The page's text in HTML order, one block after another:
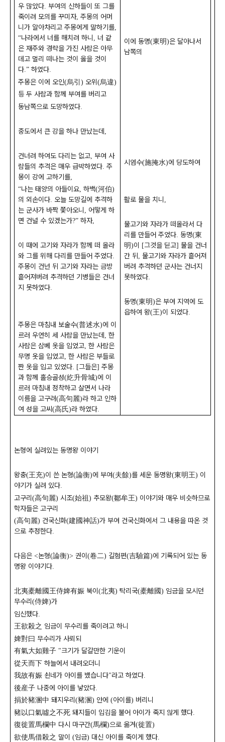
우 많았다. 부여의 신하들이 또 그를
죽이려 모의를 꾸미자, 주몽의 어머
니가 알아차리고 주몽에게 말하기를,
“나라에서 너를 해치려 하니 , 너 같
은 재주와 경략을 가진 사람은 아무
데고 멀리 떠나는 것이 옳을 것이
다.”하였다.
주몽은 이에 오인(烏引 ) 오위(烏違)
등 두 사람과 함께 부여를 버리고
동남쪽으로 도망하였다.
중도에서 큰 강을 하나 만났는데
건너려 하여도 다리는 없고, 부여 사
람들의 추격은 매우 급박하였다. 주
몽이 강에 고하기를,
“나는 태양의 아들이요,하백(河伯)
의 외손이다. 오늘 도망길에 추격하
는 군사가 바짝 쫓아오니 , 어떻게 하
면 건널 수 있겠는가?”하자,
이 때에 고기와 자라가 함께 떠 올라
와 그를 위해 다리를 만들어 주었다.
주몽이 건넌 뒤 고기와 자라는 금방
흩어져버려 추격하던 기병들은 건너
지 못하였다.
주몽은 마침내 보술수(普述水)에 이
르러 우연히 세 사람을 만났는데 한
사람은 삼베 옷을 입었고, 한 사람은
무명 옷을 입었고, 한 사람은 부들로
짠 옷을 입고 있었다. [그들은] 주몽
과 함께 홀승골성(紇升骨城)에 이
르러 마침내 정착하고 살면서 나라
이름을 고구려(高句麗)라 하고 인하
여 성을 고씨(高氏)라 하였다.
이에 동명(東明)은 달아나서
남쪽의
시엄수(施掩水)에 당도하여
활로 물을 치니
물고기와 자라가 떠올라서 다
리를 만들어 주었다. 동명(東
明)이 [그것을 딛고] 물을 건너
간 뒤
물고기와 자라가 흩어져
버려 추격하던 군사는 건너지
못하였다.
동명(東明)은 부여 지역에 도
읍하여 왕(王)이 되었다.
논형에 실려있는 동명왕 이야기
왕충(王充)이 쓴 논형(論衡)에 부여(夫餘)를 세운 동명왕(東明王) 이
야기가 실려 있다.
고구리(高句麗) 시조(始祖) 추모왕(鄒牟王) 이야기와 매우 비슷하므로
학자들은 고구리
(高句麗) 건국신화(建國神話)가 부여 건국신화에서 그 내용을 따온 것
으로 추정한다.
다음은 <논형(論衡)> 권이 (卷二) 길험편(吉驗篇)에 기록되어 있는 동
명왕 이야기다.
北夷橐離國王侍婢有娠 북이 (北夷) 탁리국(橐離國) 임금을 모시던
무수리 (侍婢)가
임신했다.
王欲殺之 임금이 무수리를 죽이려고 하니
婢對曰 무수리가 사뢰되
有氣大如雞子 "크기가 달걀만한 기운이
從天而下하늘에서 내려오더니
我故有娠 쇤네가 아이를 뱄습니다"라고 하였다.
後産子 나중에 아이를 낳았다.
捐於豬溷中 돼지우리 (豬溷) 안에 (아이를) 버리니
豬以口氣噓之不死 돼지들이 입김을 불어 아이가 죽지 않게 했다.
復徙置馬欄中 다시 마구간(馬欄) 으로 옮겨 (徙置)
欲使馬借殺之 말이 (임금) 대신 아이를 죽이게 했다.